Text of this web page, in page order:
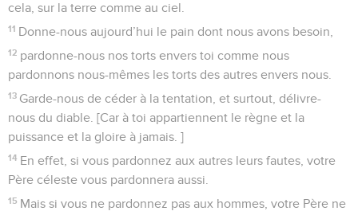
cela, sur la terre comme au ciel.
11 Donne-nous aujourd’hui le pain dont nous avons besoin,
12 pardonne-nous nos torts envers toi comme nous
pardonnons nous-mêmes les torts des autres envers nous.
13 Garde-nous de céder à la tentation, et surtout, délivre-
nous du diable. [Car à toi appartiennent le règne et la
puissance et la gloire à jamais. ]
14 En effet, si vous pardonnez aux autres leurs fautes, votre
Père céleste vous pardonnera aussi.
15 Mais si vous ne pardonnez pas aux hommes, votre Père ne